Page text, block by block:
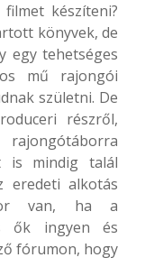
filmet készíteni?
könyvek, de
egy tehetséges
mű rajongói
születni. De
részről,
is mindig talál
eredeti alkotás
van, ha a
ők ingyen és
fórumon, hogy